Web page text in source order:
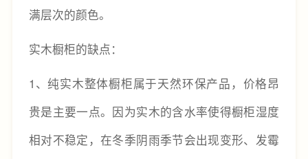
满层次的颜色。
实木橱柜的缺点：
1、纯实木整体橱柜属于天然环保产品，价格昂
贵是主要一点。因为实木的含水率使得橱柜湿度
相对不稳定，在冬季阴雨季节会出现变形、发霉